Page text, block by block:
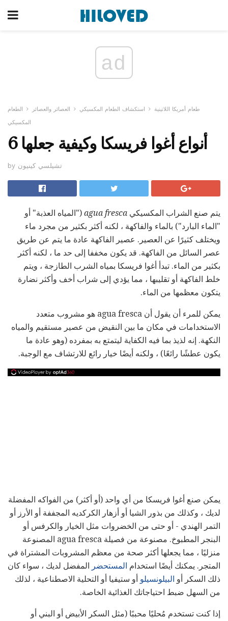
ad
طعام أمريكا اللاتينية استكشاف الطعام المكسيكي العصائر والعصائر
الطعام
المكسيكي
6 أنواع أغوا فريسكا وكيفية جعلها
by تشيلسي كينيون
يتم صنع الشراب المكسيكي agua fresca ("المياه العذبة" أو
"الماء البارد") بالماء والفاكهة ، لكنه أكثر بكثير من مجرد ماء
ويختلف كثيرًا عن العصير. عصير الفاكهة عادة ما يتم عن طريق
عصر السائل من الفاكهة. قد يكون مخففا إلى حد ما ، لكنه أكثر
بكثير من الماء. تبدأ أغوا فريسكا بمياه الشرب الطازجة ، ويتم
خلط الفاكهة أو تقليبها ، مما يؤدي إلى شراب أخف وأكثر نضارة
يتكون معظمها من الماء.
يمكن للمرء أن يقول أن agua fresca هو مشروب متعدد
الاستخدامات في مكان ما بين النقيض من عصير مستقيم والمياه
النكهة. إنه لذيذ بما فيه الكفاية ليتمتع به بمفرده (وهو عادة ما
يكون عطشًا رائعًا) ، ولكنه أيضًا خيار رائع للارتشاف مع الوجبة.
يمكن صنع أغوا فريسكا من أي واحد (أو أكثر) من الفواكه المفضلة
لديك ، وكذلك من بذور الشيا أو أزهار الكركديه المجففة أو الأرز أو
التمر الهندي - أو حتى من الخضروات مثل الخيار والكرفس أو
البنجر المطبوخ. مصنوعة من فصيلة agua fresca المصنوعة
منزليًا ، مما يجعلها أكثر صحة من معظم المشروبات المشتراة في
المتجر. يمكنك أيضًا استخدام المستحضر المفضل لديك ، سواء كان
ذلك السكر أو البيلونسيلو أو ستيفيا أو التحلية الاصطناعية ، لذلك
من السهل ضبط احتياجاتك الغذائية الخاصة.
إذا كنت تستخدم مُحليًا محببًا (مثل السكر الأبيض أو البني أو